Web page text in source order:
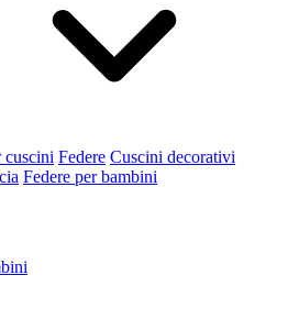
cuscini Federe Cuscini decorativi
Federe per bambini